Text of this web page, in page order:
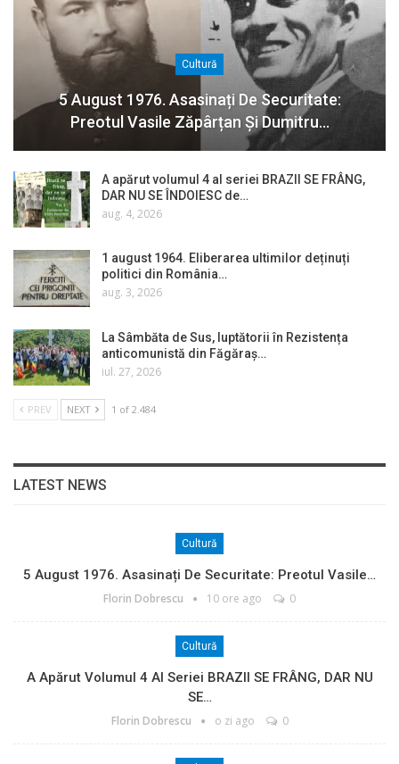
Cultură
5 August 1976. Asasinați De Securitate:
Preotul Vasile Zăpârțan Și Dumitru…
A apărut volumul 4 al seriei BRAZII SE FRÂNG,
DAR NU SE ÎNDOIESC de…
aug. 4, 2026
1 august 1964. Eliberarea ultimilor deținuți
politici din România…
aug. 3, 2026
La Sâmbăta de Sus, luptătorii în Rezistența
anticomunistă din Făgăraș…
iul. 27, 2026
PREV NEXT 1 of 2.484
LATEST NEWS
Cultură
5 August 1976. Asasinați De Securitate: Preotul Vasile…
Florin Dobrescu 10 ore ago 0
Cultură
A Apărut Volumul 4 Al Seriei BRAZII SE FRÂNG, DAR NU
SE…
Florin Dobrescu o zi ago 0